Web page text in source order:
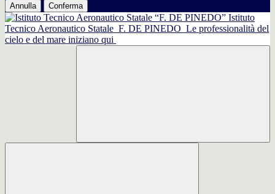
Annulla Conferma
Istituto
Tecnico Aeronautico Statale F. DE PINEDO Le professionalità del
cielo e del mare iniziano qui